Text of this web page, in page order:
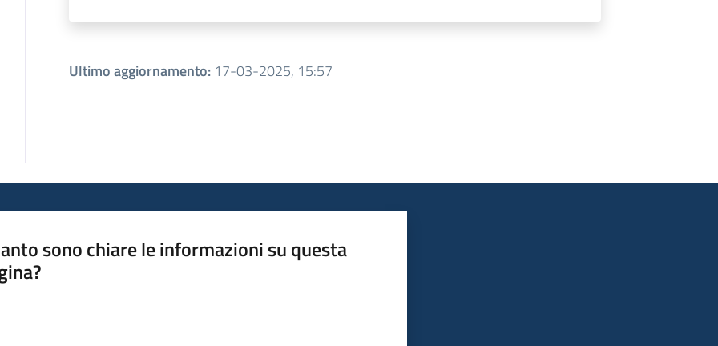
Ultimo aggiornamento: 17-03-2025, 15:57
sono chiare le informazioni su questa